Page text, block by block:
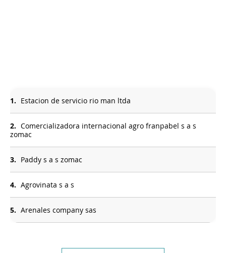
1. Estacion de servicio rio man ltda
2. Comercializadora internacional agro franpabel s a s
zomac
3. Paddy s a s zomac
4. Agrovinata s a s
5. Arenales company sas